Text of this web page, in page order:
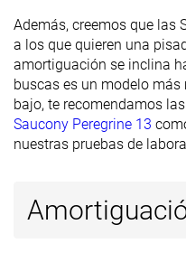
laboratorio
Antepié
marca
Anchuras
disponibles
Estándar
Verano
Removable
✓
Además, creemos que las
a los que quieren una
amortiguación se inclina
buscas es un modelo
bajo, te recomendamos las
Saucony Peregrine 13
nuestras pruebas de